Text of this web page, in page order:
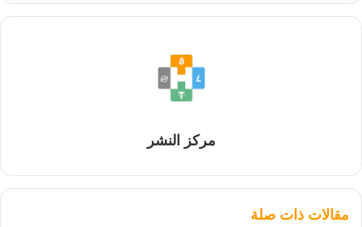
مركز النشر
مقالات ذات صلة